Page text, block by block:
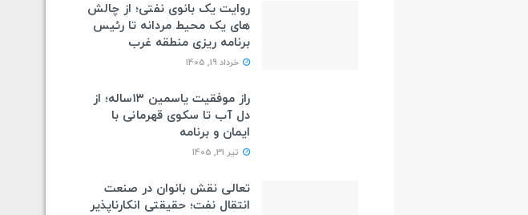
روایت یک بانوی نفتی؛ از چالش
های یک محیط مردانه تا رئیس
برنامه ریزی منطقه غرب
خرداد 19, 1405
راز موفقیت یاسمین ۱۳ساله؛ از
دل آب تا سکوی قهرمانی با
ایمان و برنامه
تیر 31, 1405
تعالی نقش بانوان در صنعت
انتقال نفت؛ حقیقتی انکارناپذیر